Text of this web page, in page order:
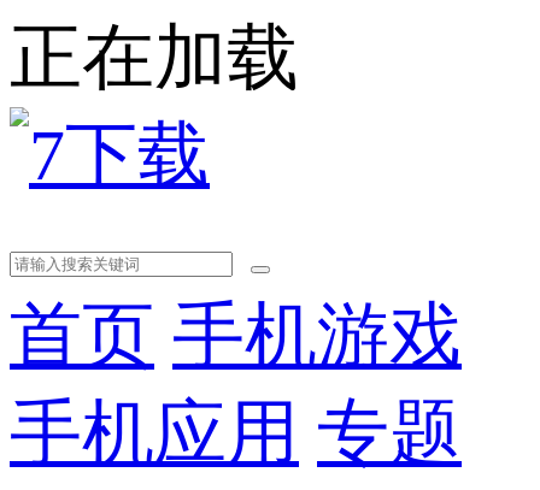
正在加载
首页 手机游戏
手机应用 专题